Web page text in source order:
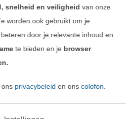
15,20 € / m
snelheid en veiligheid van onze
worden ook gebruikt om je
door je relevante inhoud en
te bieden en je browser
ons privacybeleid en ons colofon